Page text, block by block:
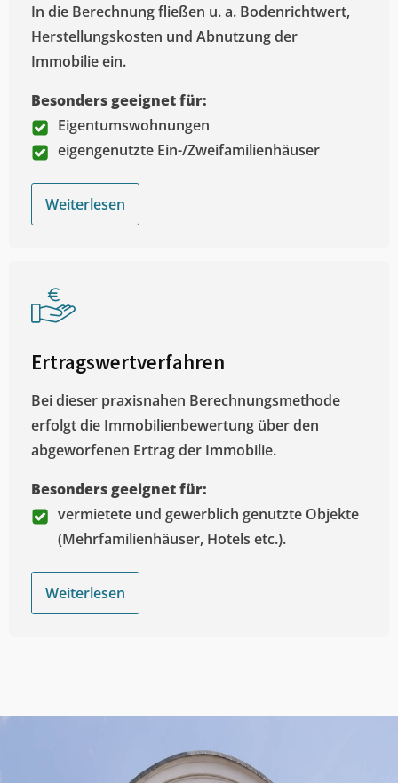
In die Berechnung fließen u. a. Bodenrichtwert,
Herstellungskosten und Abnutzung der
Immobilie ein.
Besonders geeignet für:
Eigentumswohnungen
eigengenutzte Ein-/Zweifamilienhäuser
Weiterlesen
Ertragswertverfahren
Bei dieser praxisnahen Berechnungsmethode
erfolgt die Immobilienbewertung über den
abgeworfenen Ertrag der Immobilie.
Besonders geeignet für:
vermietete und gewerblich genutzte Objekte
(Mehrfamilienhäuser, Hotels etc.).
Weiterlesen